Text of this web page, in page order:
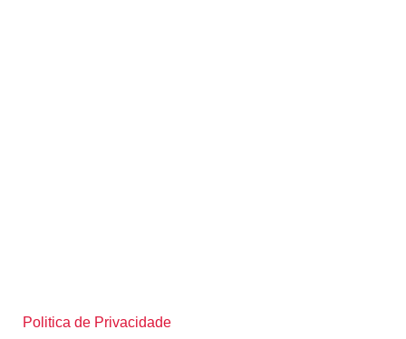
Politica de Privacidade